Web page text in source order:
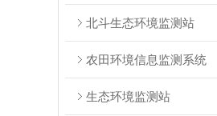
北斗生态环境监测站
农田环境信息监测系统
生态环境监测站